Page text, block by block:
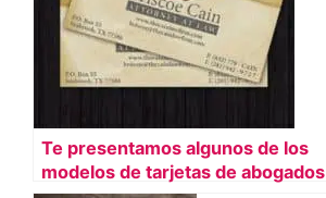
Te presentamos algunos de los
modelos de tarjetas de abogados